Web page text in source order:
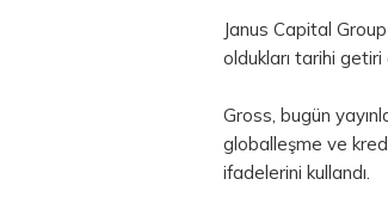
Janus Capital
oldukları tarihi
Gross, bugün
globalleşme ve
ifadelerini kullandı.